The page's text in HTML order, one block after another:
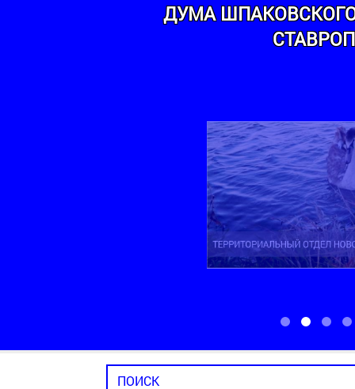
ДУМА
ТЕРРИТОРИАЛЬНЫЙ ОТДЕЛ